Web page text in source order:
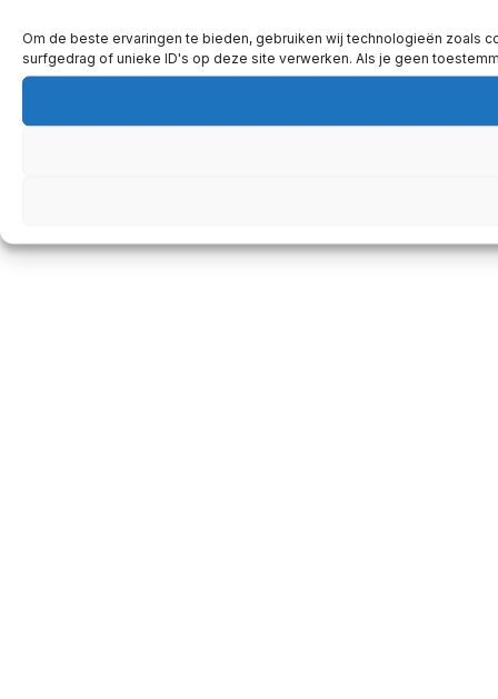
Om de beste ervaringen te bieden, gebruiken wij technologieën zoals
surfgedrag of unieke ID's op deze site verwerken. Als je geen